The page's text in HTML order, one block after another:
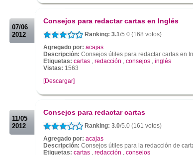
07/06
2012
Consejos para redactar cartas en Inglés
Ranking: 3.1/5.0 (168 votos)
Agregado por: acajas
Descripción: Consejos útiles para redactar cartas en
Etiquetas: cartas redacción consejos
inglés
Vistas: 1563
[Descargar]
11/05
2012
Consejos para redactar cartas
Ranking: 3.0/5.0 (161 votos)
Agregado por: acajas
Descripción: Consejos útiles para la redacción de
Etiquetas: cartas redacción consejos